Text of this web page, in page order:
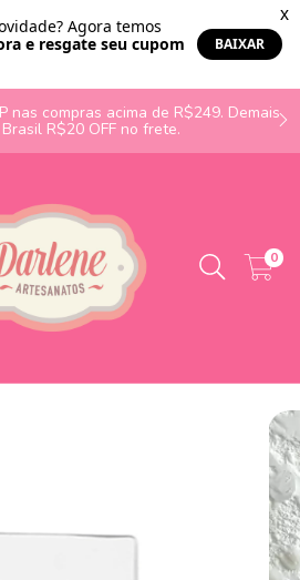
nas compras acima de R$249. Demais
R$20 OFF no frete.
0